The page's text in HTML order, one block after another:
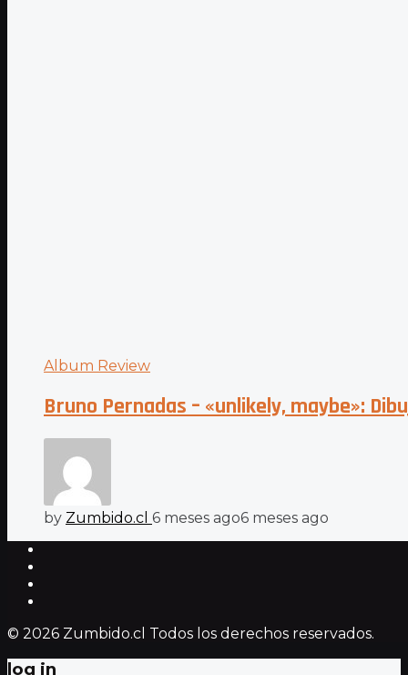
Album Review
Bruno Pernadas – «unlikely, maybe»:
by Zumbido.cl 6 meses ago6 meses ago
© 2026 Zumbido.cl Todos los derechos reservados.
log in